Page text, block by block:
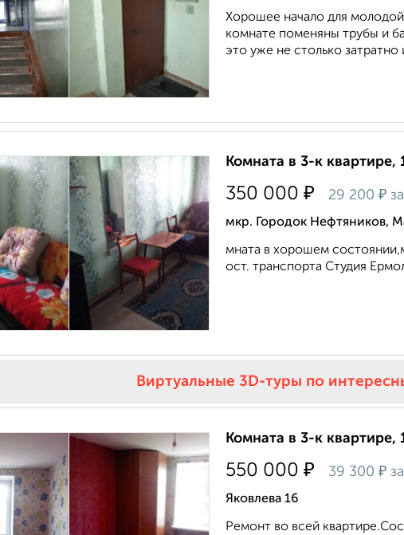
Хорошее начало для
комнате поменяны трубы и
это уже не столько
Комната в 3-к квартире,
350 000 ₽ 29 200 ₽
мкр. Городок Нефтяников,
мната в хорошем
ост. транспорта Студия
Виртуальные 3D-туры по
Комната в 3-к квартире,
550 000 ₽ 39 300 ₽
Яковлева 16
Ремонт во всей